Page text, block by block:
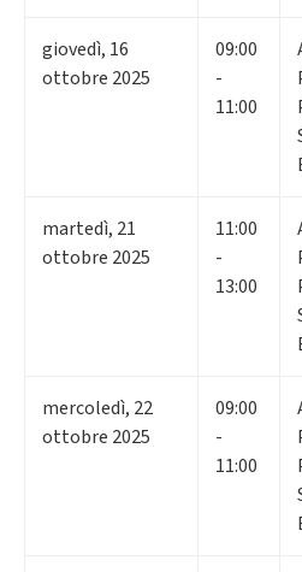
giovedì, 16
ottobre 2025
09:00
-
11:00
martedì, 21
ottobre 2025
11:00
-
13:00
mercoledì, 22
ottobre 2025
09:00
-
11:00